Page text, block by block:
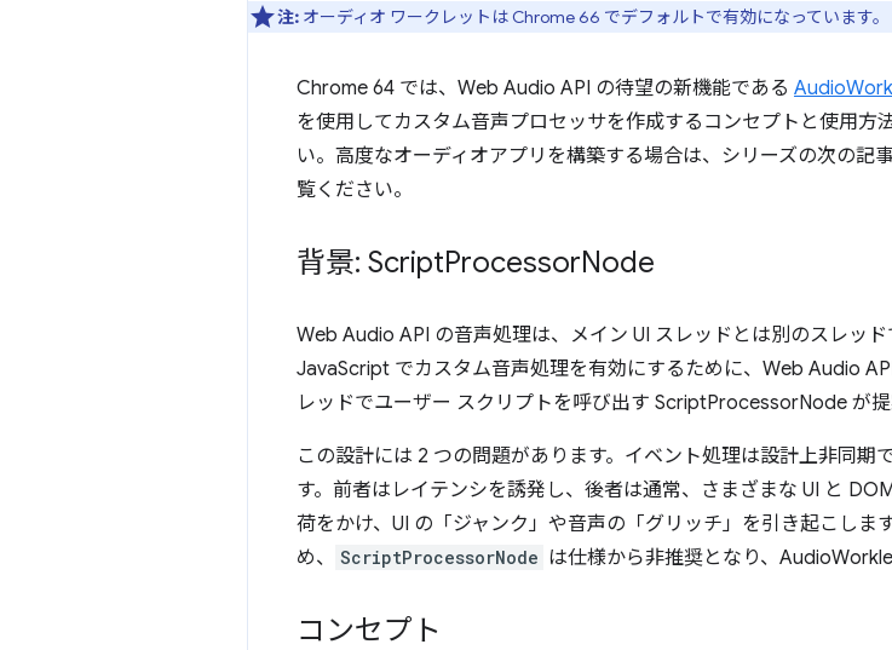
注: オーディオ ワークレットは Chrome 66 でデフォルトで有効になっています。
Chrome 64 では、Web Audio API の待望の新機能である
を使用してカスタム音声プロセッサを作成するコンセプトと使用方
い。高度なオーディオアプリを構築する場合は、シリーズの次の記
覧ください。
背景: ScriptProcessorNode
Web Audio API の音声処理は、メイン UI スレッドとは別のスレッ
JavaScript でカスタム音声処理を有効にするために、Web Audio
レッドでユーザー スクリプトを呼び出す ScriptProcessorNode が提
この設計には 2 つの問題があります。イベント処理は設計上非同期
す。前者はレイテンシを誘発し、後者は通常、さまざまな UI と
荷をかけ、UI の「ジャンク」や音声の「グリッチ」を引き起こしま
め、
ScriptProcessorNode は仕様から非推奨となり、
コンセプト